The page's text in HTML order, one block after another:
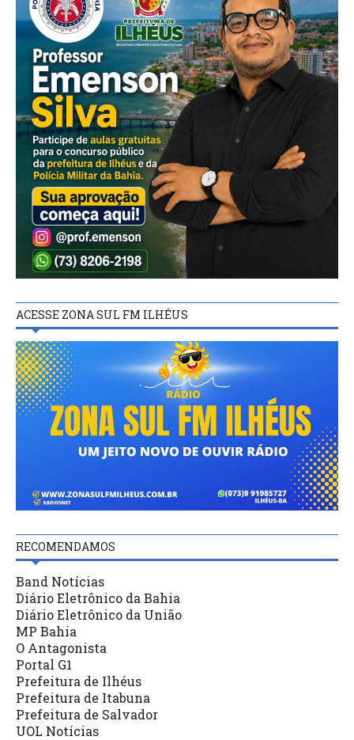
ACESSE ZONA SUL FM ILHÉUS
RECOMENDAMOS
Band Notícias
Diário Eletrônico da Bahia
Diário Eletrônico da União
MP Bahia
O Antagonista
Portal G1
Prefeitura de Ilhéus
Prefeitura de Itabuna
Prefeitura de Salvador
UOL Notícias